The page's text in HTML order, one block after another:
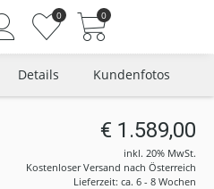
0 0
Details Kundenfotos
€ 1.589,00
inkl. 20% MwSt.
Kostenloser Versand nach Österreich
Lieferzeit: ca. 6 - 8 Wochen